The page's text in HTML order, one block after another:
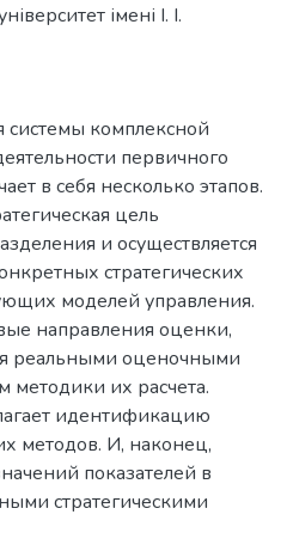
імені І. І.
комплексной
первичного
в себя несколько этапов.
цель
и осуществляется
стратегических
моделей управления.
направления оценки,
реальными оценочными
методики их расчета.
идентификацию
методов. И, наконец,
показателей в
стратегическими